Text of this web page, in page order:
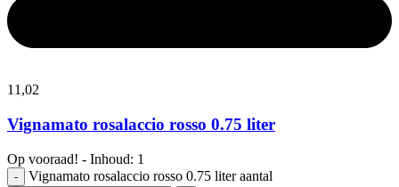
11,02
Vignamato rosalaccio rosso 0.75 liter
Op vooraad! - Inhoud: 1
- Vignamato rosalaccio rosso 0.75 liter aantal